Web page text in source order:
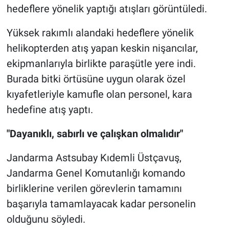
hedeflere yönelik yaptığı atışları görüntüledi.
Yüksek rakımlı alandaki hedeflere yönelik
helikopterden atış yapan keskin nişancılar,
ekipmanlarıyla birlikte paraşütle yere indi.
Burada bitki örtüsüne uygun olarak özel
kıyafetleriyle kamufle olan personel, kara
hedefine atış yaptı.
"Dayanıklı, sabırlı ve çalışkan olmalıdır"
Jandarma Astsubay Kıdemli Üstçavuş,
Jandarma Genel Komutanlığı komando
birliklerine verilen görevlerin tamamını
başarıyla tamamlayacak kadar personelin
olduğunu söyledi.